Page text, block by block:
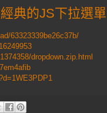
典的JS下拉選單
63323339be26c37b/
dropdown.zip.html